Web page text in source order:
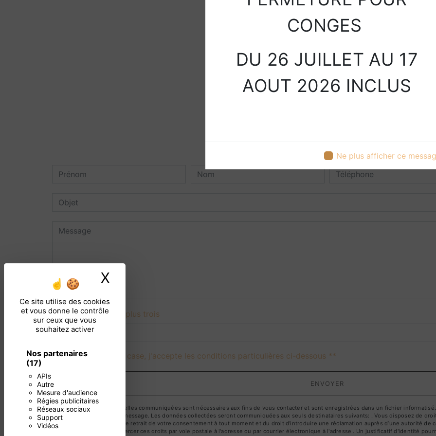
Ce site utilise des cookies
et vous donne le contrôle
sur ceux que vous
souhaitez activer
Nos partenaires
(17)
APIs
Autre
Mesure d'audience
Régies publicitaires
Réseaux sociaux
Support
Vidéos
X
CONGES
DU 26 JUILLET AU 17
AOUT 2026 INCLUS
Ne plus afficher ce
Combien font deux plus trois
En cochant cette case, j'accepte les conditions particulières ci-dessous **
ENVOYER
** Les données personnelles communiquées sont nécessaires aux fins de vous contacter et sont enregistrées dans un fichier
but de répondre à votre message. Les données collectées seront communiquées aux seuls destinataires suivants: . Vous disposez de
limitation, d’opposition, de retrait de votre consentement à tout moment et du droit d’introduire une réclamation auprès d’une autorité de
mortem. Vous pouvez exercer ces droits par voie postale à l'adresse ou par courrier électronique à l'adresse . Un justificatif d'identité